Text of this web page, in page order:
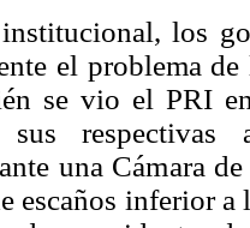
los
el problema
se vio el PRI
respectivas
una Cámara
escaños inferior